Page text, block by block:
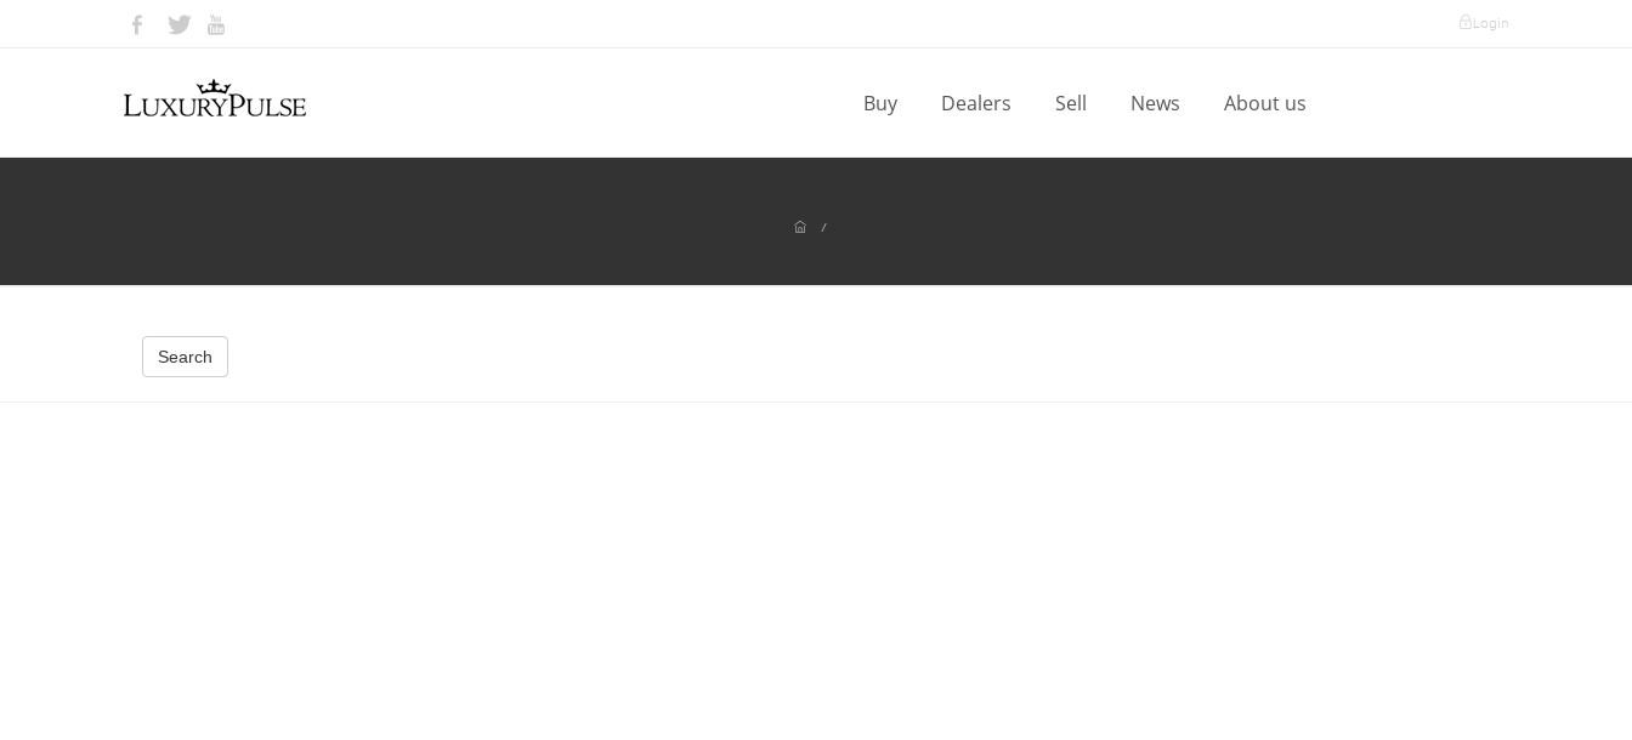
Login
Buy Dealers Sell News About us
/
Search